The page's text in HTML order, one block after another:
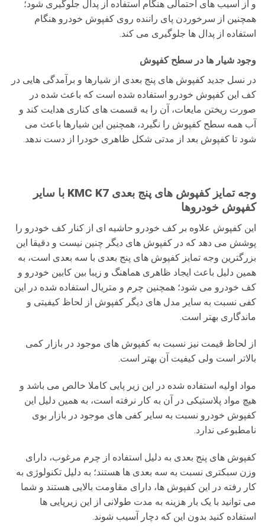
و از آسیب های احتمالی هنگام استفاده از پدال جلوگیری شود؛
همچنین از سرخوردن پای راننده روی کفپوش خودرو هنگام
استفاده از پدال ها جلوگیری می کند.
وجود شیار ها در سطح کفپوش
در نسل جدید کفپوش های پنج بعدی از شیارها و برآمدگی هایی در
کف این کفپوش خودرو استفاده شده است که باعث شده در
صورت ریختن مایعات، آن را به قسمت های کناری هدایت کند و
آب همه سطح کفپوش را نگیرد، همچنین این شیارها باعث می
شود تا کفپوش بعد از مدتی شکل ظاهری خودرا از دست ندهد.
وجه تمایز کفپوش های پنج بعدی KMC K7
با سایر
کفپوش خودروها
این کفپوش علاوه بر کف خودرو حاشیه ای از کنار کف خودرو را
پوشش می دهد که در کفپوش های دیگر چنین نیست و دقیقا این
بزرگترین وجه تمایز کفپوش های پنج بعدی با سه بعدی است، به
همین دلیل باعث ایجاد ظاهری هماهنگ و زیبا بین کابین خودرو و
کف خودرو می شود؛ همچنین چرم و متریال استفاده شده در این
کفی نسبت به سایر مدل های دیگر کفپوش از لحاظ کیفیتی و
ماندگاری بهتر است.
از لحاظ قیمت نیز نسبت به کفپوش های موجود در بازار کمی
بالاتر است ولی کیفیت آن بهتر است.
مواد اولیه استفاده شده در این زیر پایی کاملا خالص می باشد و
هیچ مواد پلاستیکی در آن به کار نرفته است، به همین دلیل این
کفپوش خودرو نسبت به سایر کفی های موجود در بازار بوی
نامطبوعی ندارد.
کفپوش های پنج بعدی به دلیل استفاده از چرم مرغوب، دارای
وزن سبکتری نسبت به سه بعدی ها هستند؛ به دلیل تکنولوژی به
کار رفته در این کفپوش ها، دارای مقاومت بالایی هستند و شما
می توانید با یک بار هزینه به مدت طولانی از این زیرپایی ها
استفاده کنید بدون این که دچار آسیب شوند.